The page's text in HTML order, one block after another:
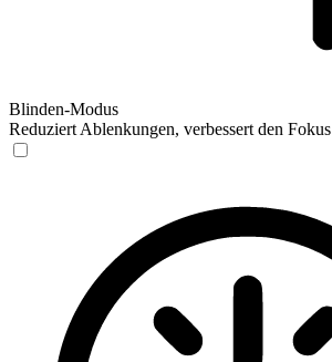
Blinden-Modus
Reduziert Ablenkungen, verbessert den Fokus